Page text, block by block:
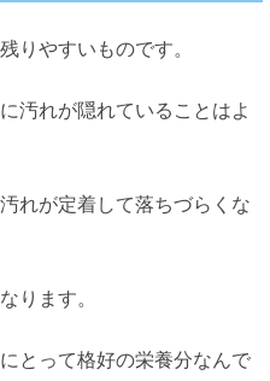
りやすいものです。
汚れが隠れていることはよ
れが定着して落ちづらくな
ります。
とって格好の栄養分なんで